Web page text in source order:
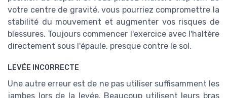
blessures. Toujours commencer l'exercice avec l'haltère
directement sous l'épaule, presque contre le sol.
LEVÉE INCORRECTE
jambes lors de la levée. Beaucoup utilisent leurs bras
de manière prépondérante pour lever l'haltère, ce qui
rend l'exercice inefficace et potentiellement